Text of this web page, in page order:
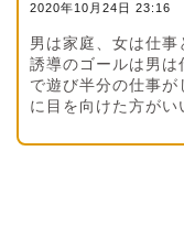
2020年10月24日 23:16
男は家庭、女は仕事
誘導のゴールは男は
で遊び半分の仕事
に目を向けた方がい